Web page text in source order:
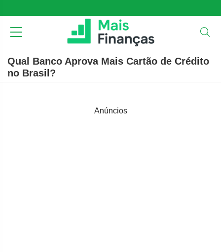
Qual Banco Aprova Mais Cartão de Crédito
no Brasil?
Anúncios